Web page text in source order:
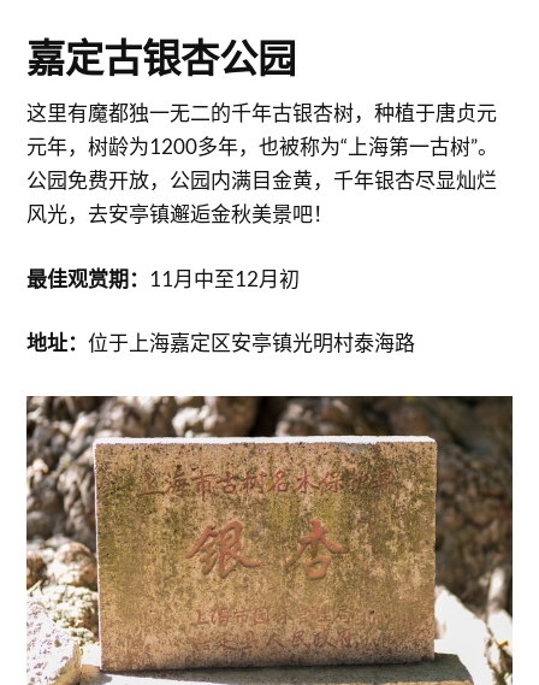
嘉定古银杏公园
这里有魔都独一无二的千年古银杏树，种植于唐贞元
元年，树龄为1200多年，也被称为“上海第一古树”。
公园免费开放，公园内满目金黄，千年银杏尽显灿烂
风光，去安亭镇邂逅金秋美景吧！
最佳观赏期： 11月中至12月初
地址：位于上海嘉定区安亭镇光明村泰海路